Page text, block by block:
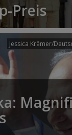
Preis
Jessica Krämer/